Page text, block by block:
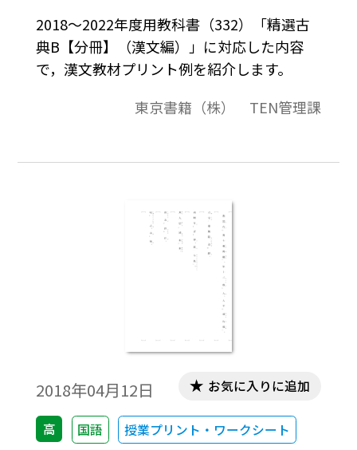
2018～2022年度用教科書（332）「精選古
典B【分冊】（漢文編）」に対応した内容
で，漢文教材プリント例を紹介します。
東京書籍（株） TEN管理課
2018年04月12日
高 国語 授業プリント・ワークシート
お気に入りに追加